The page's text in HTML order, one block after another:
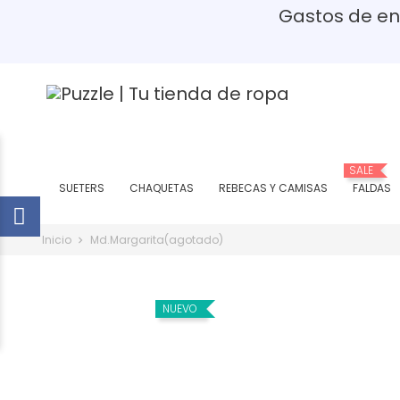
Gastos de
SUETERS CHAQUETAS REBECAS Y CAMISAS
SALE
FALDAS
Inicio Md.Margarita(agotado)
NUEVO